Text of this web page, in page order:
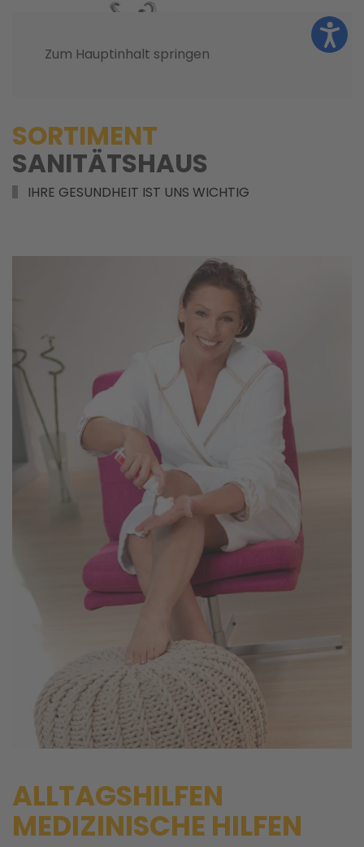
Zum Hauptinhalt springen
SORTIMENT
SANITÄTSHAUS
IHRE GESUNDHEIT IST UNS WICHTIG
ALLTAGSHILFEN
MEDIZINISCHE HILFEN